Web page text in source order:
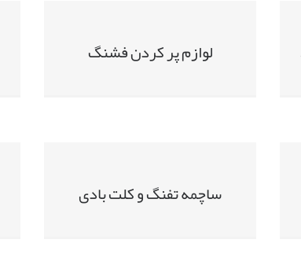
لوازم پر کردن فشنگ
ساچمه تفنگ و کلت بادی